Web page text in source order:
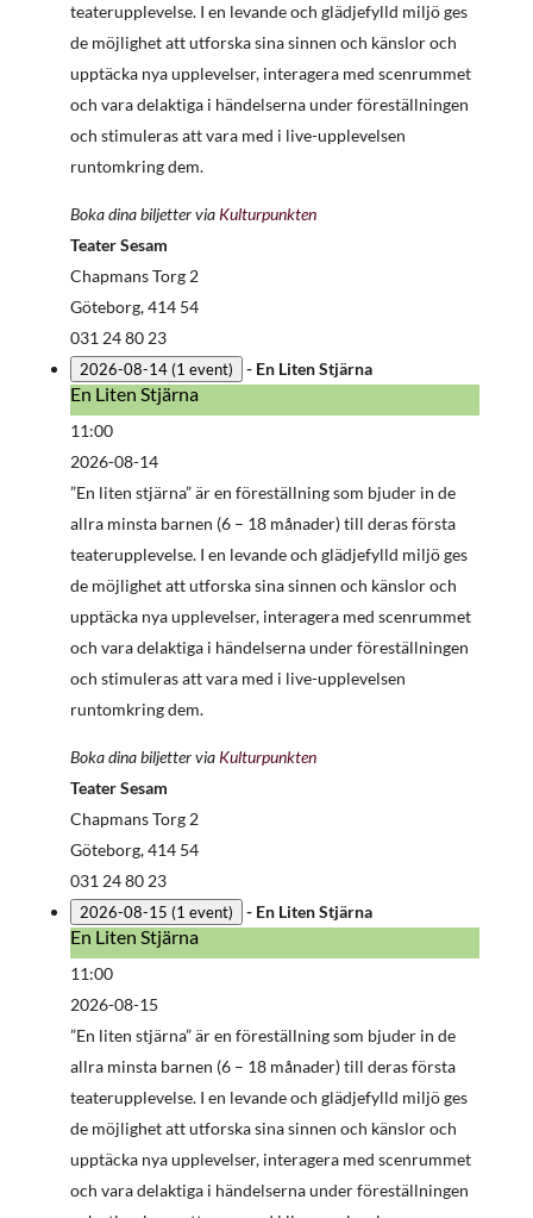
teaterupplevelse. I en levande och glädjefylld miljö ges
de möjlighet att utforska sina sinnen och känslor och
upptäcka nya upplevelser, interagera med scenrummet
och vara delaktiga i händelserna under föreställningen
och stimuleras att vara med i live-upplevelsen
runtomkring dem.
Boka dina biljetter via Kulturpunkten
Teater Sesam
Chapmans Torg 2
Göteborg,414 54
031 24 80 23
2026-08-14(1 event) - En Liten Stjärna
En
Liten
Stjärna
En Liten Stjärna
11:00
2026-08-14
”En liten stjärna” är en föreställning som bjuder in de
allra minsta barnen (6 – 18 månader) till deras första
teaterupplevelse. I en levande och glädjefylld miljö ges
de möjlighet att utforska sina sinnen och känslor och
upptäcka nya upplevelser, interagera med scenrummet
och vara delaktiga i händelserna under föreställningen
och stimuleras att vara med i live-upplevelsen
runtomkring dem.
Boka dina biljetter via Kulturpunkten
Teater Sesam
Chapmans Torg 2
Göteborg,414 54
031 24 80 23
2026-08-15 (1 event) - En Liten Stjärna
En
Liten
Stjärna
En Liten Stjärna
11:00
2026-08-15
”En liten stjärna” är en föreställning som bjuder in de
allra minsta barnen (6 – 18 månader) till deras första
teaterupplevelse. I en levande och glädjefylld miljö ges
de möjlighet att utforska sina sinnen och känslor och
upptäcka nya upplevelser, interagera med scenrummet
och vara delaktiga i händelserna under föreställningen